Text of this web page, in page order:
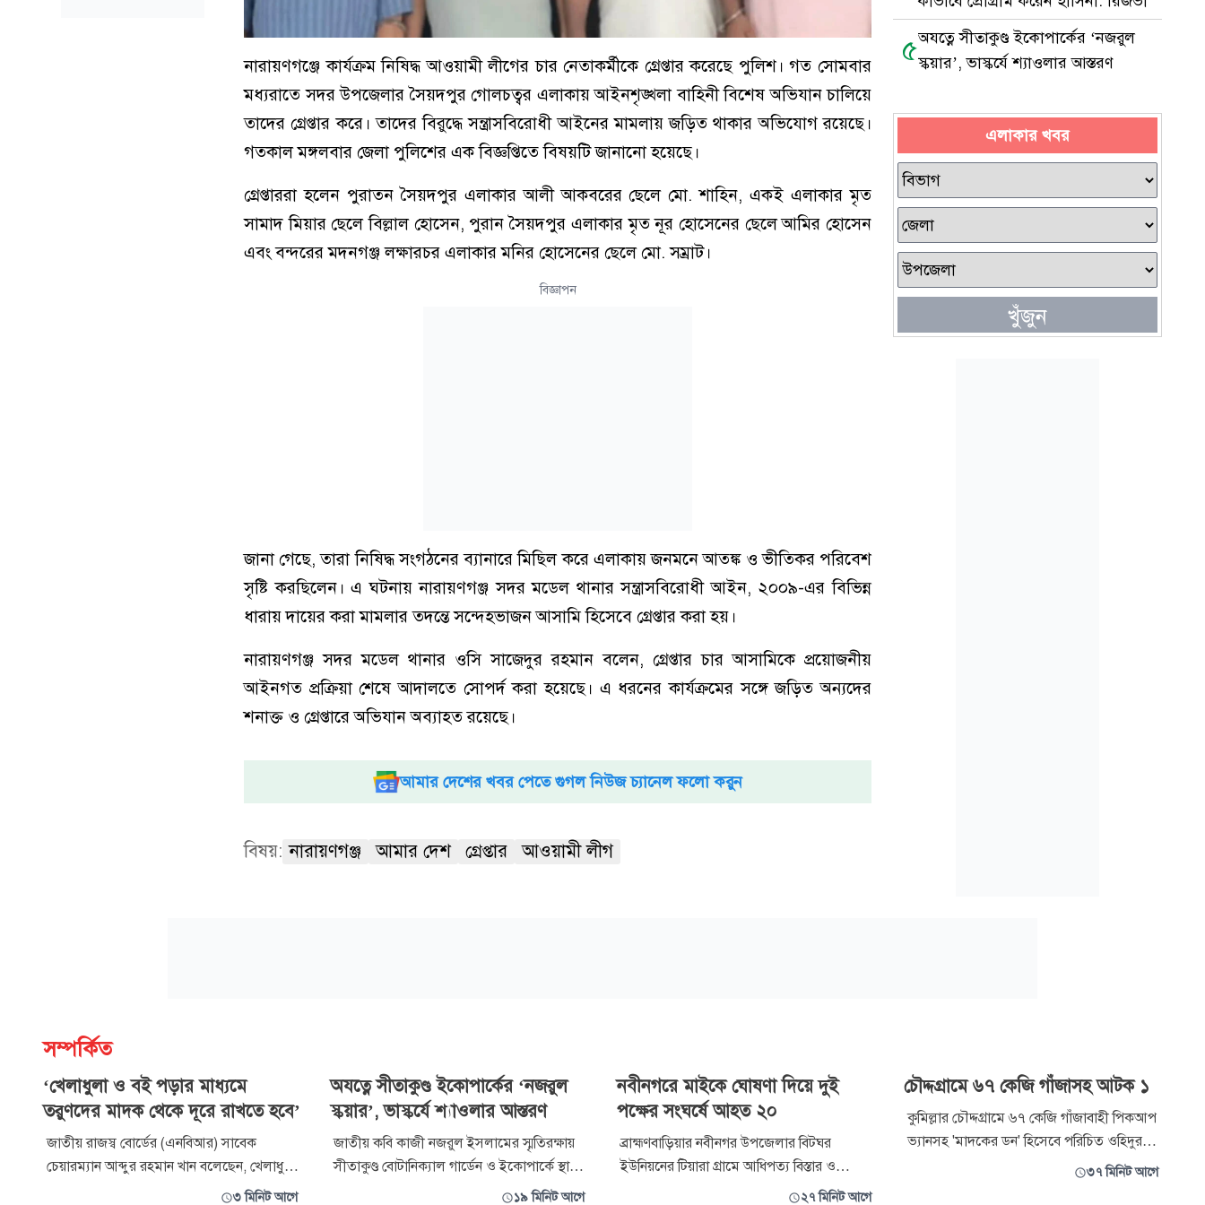
নারায়ণগঞ্জে কার্যক্রম নিষিদ্ধ আওয়ামী লীগের চার নেতাকর্মীকে গ্রেপ্তার করেছে পুলিশ। গত সোমবার
মধ্যরাতে সদর উপজেলার সৈয়দপুর গোলচত্বর এলাকায় আইনশৃঙ্খলা বাহিনী বিশেষ অভিযান চালিয়ে
তাদের গ্রেপ্তার করে। তাদের বিরুদ্ধে সন্ত্রাসবিরোধী আইনের মামলায় জড়িত থাকার অভিযোগ রয়েছে।
গতকাল মঙ্গলবার জেলা পুলিশের এক বিজ্ঞপ্তিতে বিষয়টি জানানো হয়েছে।
গ্রেপ্তাররা হলেন পুরাতন সৈয়দপুর এলাকার আলী আকবরের ছেলে মো. শাহিন, একই এলাকার মৃত
সামাদ মিয়ার ছেলে বিল্লাল হোসেন, পুরান সৈয়দপুর এলাকার মৃত নূর হোসেনের ছেলে আমির হোসেন
এবং বন্দরের মদনগঞ্জ লক্ষারচর এলাকার মনির হোসেনের ছেলে মো. সম্রাট।
বিজ্ঞাপন
জানা গেছে, তারা নিষিদ্ধ সংগঠনের ব্যানারে মিছিল করে এলাকায় জনমনে আতঙ্ক ও ভীতিকর পরিবেশ
সৃষ্টি করছিলেন। এ ঘটনায় নারায়ণগঞ্জ সদর মডেল থানার সন্ত্রাসবিরোধী আইন, ২০০৯-এর বিভিন্ন
ধারায় দায়ের করা মামলার তদন্তে সন্দেহভাজন আসামি হিসেবে গ্রেপ্তার করা হয়।
নারায়ণগঞ্জ সদর মডেল থানার ওসি সাজেদুর রহমান বলেন, গ্রেপ্তার চার আসামিকে প্রয়োজনীয়
আইনগত প্রক্রিয়া শেষে আদালতে সোপর্দ করা হয়েছে। এ ধরনের কার্যক্রমের সঙ্গে জড়িত অন্যদের
শনাক্ত ও গ্রেপ্তারে অভিযান অব্যাহত রয়েছে।
আমার দেশের খবর পেতে গুগল নিউজ চ্যানেল ফলো করুন
বিষয়: নারায়ণগঞ্জ আমার দেশ গ্রেপ্তার আওয়ামী লীগ
৫অযত্নে সীতাকুণ্ড ইকোপার্কের ‘নজরুল
স্কয়ার’, ভাস্কর্যে শ্যাওলার আস্তরণ
এলাকার খবর
খুঁজুন
সম্পর্কিত
‘খেলাধুলা ও বই পড়ার মাধ্যমে
তরুণদের মাদক থেকে দূরে রাখতে হবে’
জাতীয় রাজস্ব বোর্ডের (এনবিআর) সাবেক
চেয়ারম্যান আব্দুর রহমান খান বলেছেন, খেলাধুলা
ও বই পড়ার মাধ্যমে আগামী প্রজন্মকে মাদক
৩ মিনিট আগে
অযত্নে সীতাকুণ্ড ইকোপার্কের ‘নজরুল
স্কয়ার’, ভাস্কর্যে শ্যাওলার আস্তরণ
জাতীয় কবি কাজী নজরুল ইসলামের স্মৃতিরক্ষায়
সীতাকুণ্ড বোটানিক্যাল গার্ডেন ও ইকোপার্কে স্থাপন
করা হয়েছে নজরুল স্কয়ার। পাহাড়-ঝরনাঘেরা এ
১৯ মিনিট আগে
নবীনগরে মাইকে ঘোষণা দিয়ে দুই
পক্ষের সংঘর্ষে আহত ২০
ব্রাহ্মণবাড়িয়ার নবীনগর উপজেলার বিটঘর
ইউনিয়নের টিয়ারা গ্রামে আধিপত্য বিস্তার ও
পূর্বশত্রুতার জেরে দুই পক্ষের সংঘর্ষ হয়েছে।
২৭ মিনিট আগে
চৌদ্দগ্রামে ৬৭ কেজি গাঁজাসহ আটক ১
কুমিল্লার চৌদ্দগ্রামে ৬৭ কেজি গাঁজাবাহী পিকআপ
ভ্যানসহ 'মাদকের ডন' হিসেবে পরিচিত ওহিদুর
রহমানকে আটক করেছে র‍্যাব। ওহিদুর রহমান
৩৭ মিনিট আগে